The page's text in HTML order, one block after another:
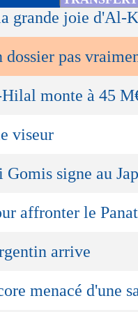
grande joie d'Al-
dossier pas
monte à 45
viseur
signe au
affronter le
arrive
menacé d'une